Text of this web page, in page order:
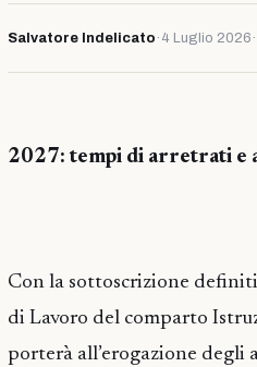
Salvatore Indelicato · 4 Luglio 2026 ·
2027: tempi di arretrati e
Con la sottoscrizione
di Lavoro del comparto
porterà all’erogazione